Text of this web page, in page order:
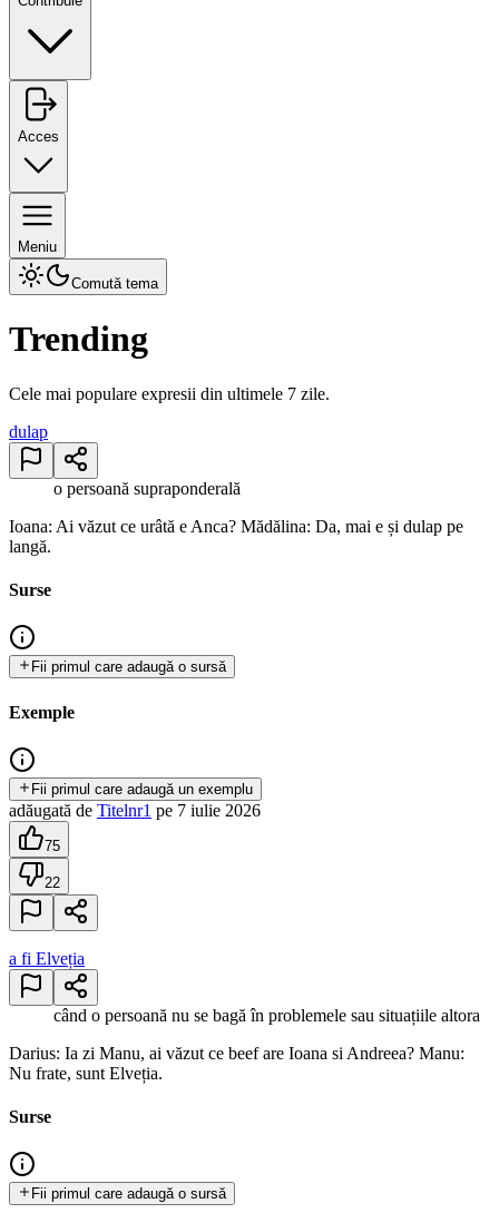
Acces
Meniu
Comută tema
Trending
Cele mai populare expresii din ultimele 7 zile.
dulap
o persoană supraponderală
Ioana: Ai văzut ce urâtă e Anca? Mădălina: Da, mai e și dulap pe
langă.
Surse
Fii primul care adaugă o sursă
Exemple
Fii primul care adaugă un exemplu
adăugată de Titelnr1 pe 7 iulie 2026
75
22
a fi Elveția
când o persoană nu se bagă în problemele sau situațiile altora
Darius: Ia zi Manu, ai văzut ce beef are Ioana si Andreea? Manu:
Nu frate, sunt Elveția.
Surse
Fii primul care adaugă o sursă